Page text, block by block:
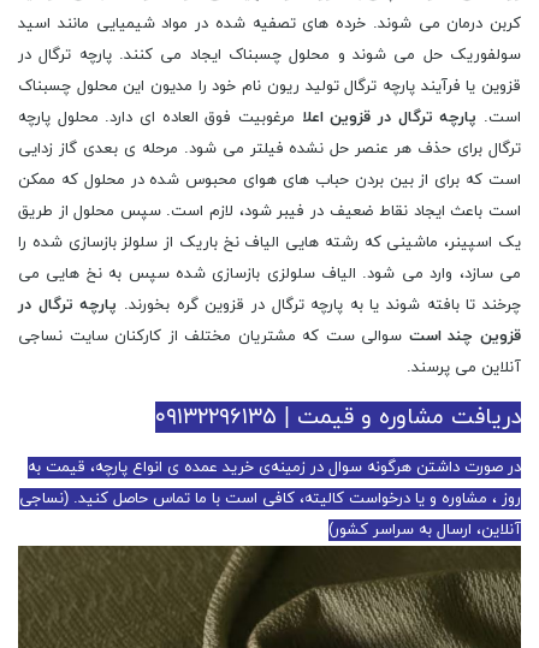
کربن درمان می شوند. خرده های تصفیه شده در مواد شیمیایی مانند اسید
سولفوریک حل می شوند و محلول چسبناک ایجاد می کنند. پارچه ترگال در
قزوین یا فرآیند پارچه ترگال تولید ریون نام خود را مدیون این محلول چسبناک
است. پارچه ترگال در قزوین اعلا مرغوبیت فوق العاده ای دارد. محلول پارچه
ترگال برای حذف هر عنصر حل نشده فیلتر می شود. مرحله ی بعدی گاز زدایی
است که برای از بین بردن حباب های هوای محبوس شده در محلول که ممکن
است باعث ایجاد نقاط ضعیف در فیبر شود، لازم است. سپس محلول از طریق
یک اسپینر، ماشینی که رشته‌ هایی الیاف نخ باریک از سلولز بازسازی‌ شده را
می‌ سازد، وارد می ‌شود. الیاف سلولزی بازسازی شده سپس به نخ هایی می
چرخند تا بافته شوند یا به پارچه ترگال در قزوین گره بخورند. پارچه ترگال در
قزوین چند است سوالی ست که مشتریان مختلف از کارکنان سایت نساجی
آنلاین می پرسند.
دریافت مشاوره و قیمت | ۰۹۱۳۲۲۹۶۱۳۵
در صورت داشتن هرگونه سوال در زمینه‌ی خرید عمده ی انواع پارچه، قیمت به
روز ، مشاوره و یا درخواست کالیته، کافی است با ما تماس حاصل کنید. (نساجی
آنلاین، ارسال به سراسر کشور)